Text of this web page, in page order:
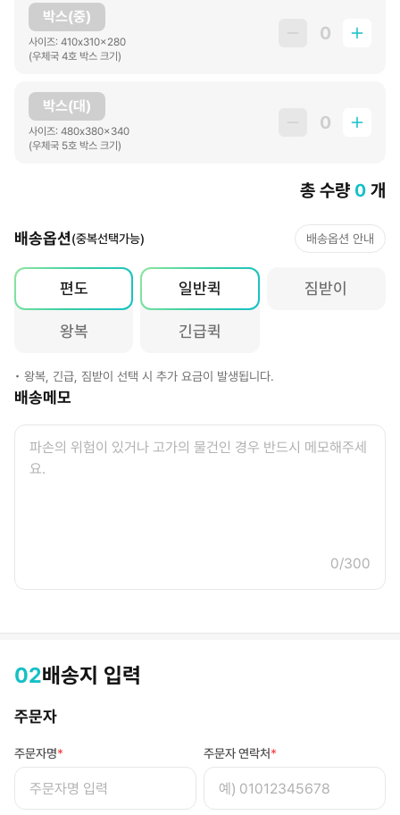
박스(중)
사이즈: 410x310x280
(우체국 4호 박스 크기)
0
박스(대)
사이즈: 480x380x340
(우체국 5호 박스 크기)
0
총 수량 0 개
배송옵션(중복선택가능) 배송옵션 안내
편도
왕복
일반퀵
긴급퀵
짐받이
• 왕복, 긴급, 짐받이 선택 시 추가 요금이 발생됩니다.
배송메모
0/300
02배송지 입력
주문자
주문자명* 주문자 연락처*